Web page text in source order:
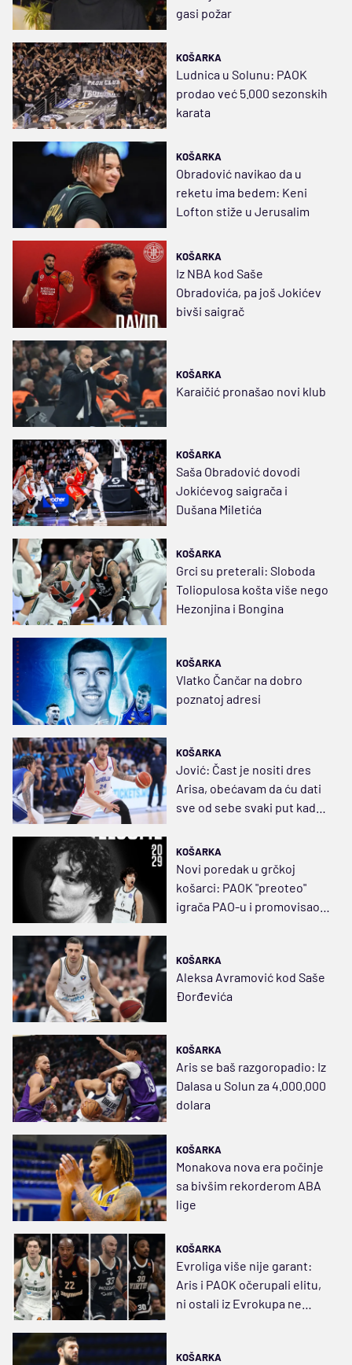
gasi požar
KOŠARKA
Ludnica u Solunu: PAOK
prodao već 5.000 sezonskih
karata
KOŠARKA
Obradović navikao da u
reketu ima bedem: Keni
Lofton stiže u Jerusalim
KOŠARKA
Iz NBA kod Saše
Obradovića, pa još Jokićev
bivši saigrač
KOŠARKA
Karaičić pronašao novi klub
KOŠARKA
Saša Obradović dovodi
Jokićevog saigrača i
Dušana Miletića
KOŠARKA
Grci su preterali: Sloboda
Toliopulosa košta više nego
Hezonjina i Bongina
KOŠARKA
Vlatko Čančar na dobro
poznatoj adresi
KOŠARKA
Jović: Čast je nositi dres
Arisa, obećavam da ću dati
sve od sebe svaki put kad
KOŠARKA
Novi poredak u grčkoj
košarci: PAOK "preoteo"
igrača PAO-u i promovisao
KOŠARKA
Aleksa Avramović kod Saše
Đorđevića
KOŠARKA
Aris se baš razgoropadio: Iz
Dalasa u Solun za 4.000.000
dolara
KOŠARKA
Monakova nova era počinje
sa bivšim rekorderom ABA
lige
KOŠARKA
Evroliga više nije garant:
Aris i PAOK očerupali elitu,
ni ostali iz Evrokupa ne
KOŠARKA